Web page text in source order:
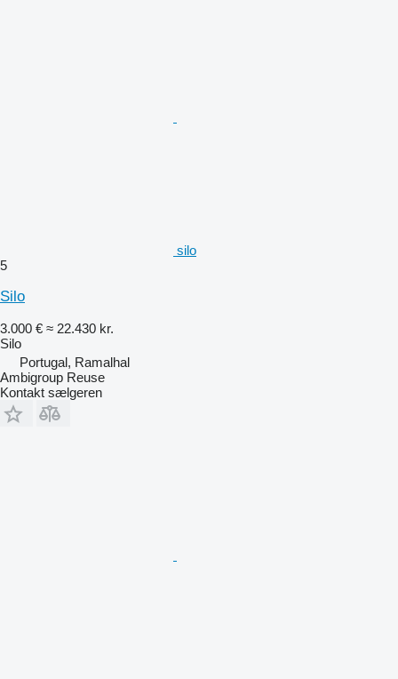
silo
5
Silo
3.000 € ≈ 22.430 kr.
Silo
Portugal, Ramalhal
Ambigroup Reuse
Kontakt sælgeren